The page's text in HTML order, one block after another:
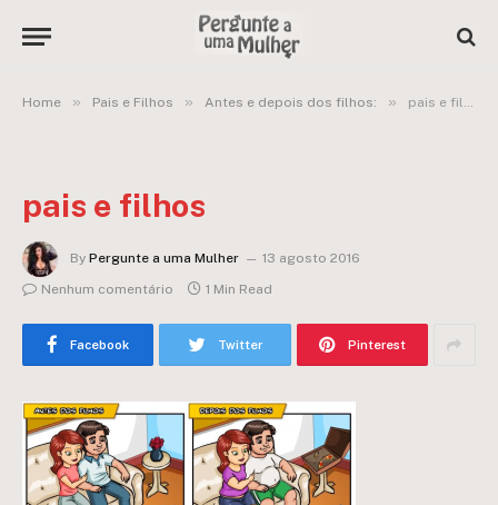
Home » Pais e Filhos » Antes e depois dos filhos: » pais e filhos
pais e filhos
By Pergunte a uma Mulher
13 agosto 2016
Nenhum comentário
1 Min Read
Facebook Twitter Pinterest